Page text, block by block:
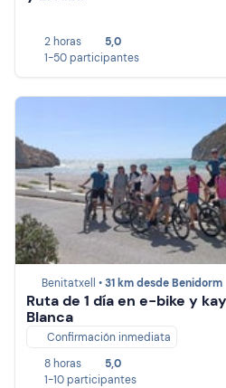
2 horas
5,0
1-50 participantes
Benitatxell •31 km desde Benidorm
Ruta de 1 día en e-bike y
Blanca
Confirmación inmediata
8 horas
5,0
1-10 participantes